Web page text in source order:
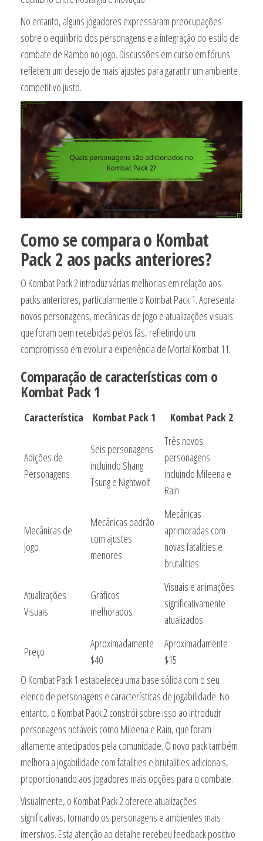
No entanto, alguns jogadores expressaram preocupações
sobre o equilíbrio dos personagens e a integração do estilo de
combate de Rambo no jogo. Discussões em curso em fóruns
refletem um desejo de mais ajustes para garantir um ambiente
competitivo justo.
Como se compara o Kombat
Pack 2 aos packs anteriores?
O Kombat Pack 2 introduz várias melhorias em relação aos
packs anteriores, particularmente o Kombat Pack 1. Apresenta
novos personagens, mecânicas de jogo e atualizações visuais
que foram bem recebidas pelos fãs, refletindo um
compromisso em evoluir a experiência de Mortal Kombat 11.
Comparação de características com o
Kombat Pack 1
Característica Kombat Pack 1 Kombat Pack 2
Adições de
Personagens
Seis personagens
incluindo Shang
Tsung e Nightwolf
Três novos
personagens
incluindo Mileena e
Rain
Mecânicas de
Jogo
Mecânicas padrão
com ajustes
menores
Mecânicas
aprimoradas com
novas fatalities e
brutalities
Atualizações
Visuais
Gráficos
melhorados
Visuais e animações
significativamente
atualizados
Preço
Aproximadamente
$40
Aproximadamente
$15
O Kombat Pack 1 estabeleceu uma base sólida com o seu
elenco de personagens e características de jogabilidade. No
entanto, o Kombat Pack 2 constrói sobre isso ao introduzir
personagens notáveis como Mileena e Rain, que foram
altamente antecipados pela comunidade. O novo pack também
melhora a jogabilidade com fatalities e brutalities adicionais,
proporcionando aos jogadores mais opções para o combate.
Visualmente, o Kombat Pack 2 oferece atualizações
significativas, tornando os personagens e ambientes mais
imersivos. Esta atenção ao detalhe recebeu feedback positivo